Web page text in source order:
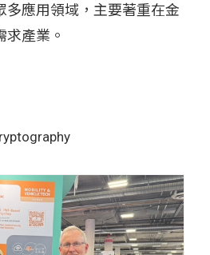
多應用領域，主要著重在金
求產業。